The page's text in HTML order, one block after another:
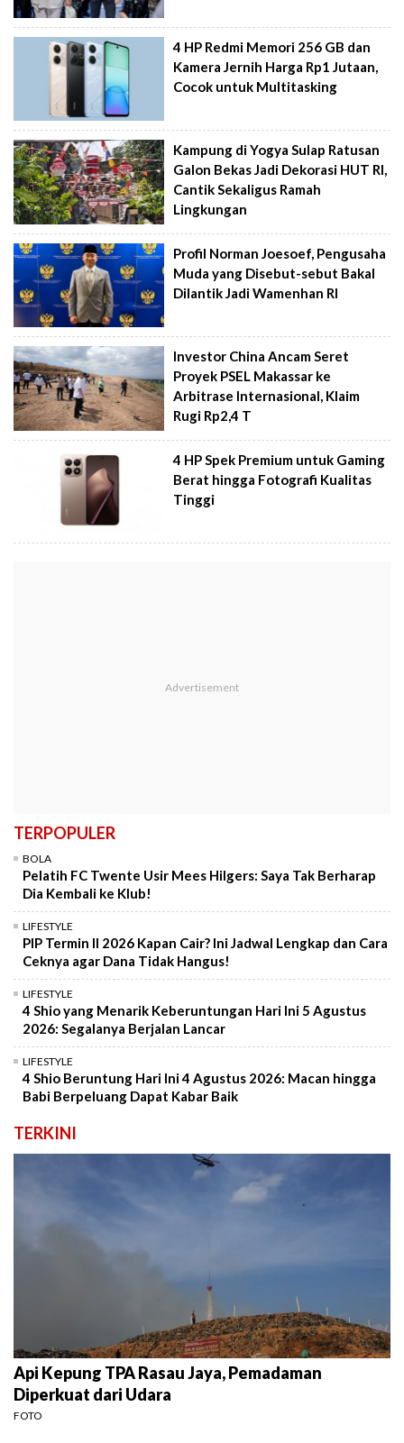
4 HP Redmi Memori 256 GB dan
Kamera Jernih Harga Rp1 Jutaan,
Cocok untuk Multitasking
Kampung di Yogya Sulap Ratusan
Galon Bekas Jadi Dekorasi HUT RI,
Cantik Sekaligus Ramah
Lingkungan
Profil Norman Joesoef, Pengusaha
Muda yang Disebut-sebut Bakal
Dilantik Jadi Wamenhan RI
Investor China Ancam Seret
Proyek PSEL Makassar ke
Arbitrase Internasional, Klaim
Rugi Rp2,4 T
4 HP Spek Premium untuk Gaming
Berat hingga Fotografi Kualitas
Tinggi
TERPOPULER
BOLA
Pelatih FC Twente Usir Mees Hilgers: Saya Tak Berharap
Dia Kembali ke Klub!
LIFESTYLE
PIP Termin II 2026 Kapan Cair? Ini Jadwal Lengkap dan Cara
Ceknya agar Dana Tidak Hangus!
LIFESTYLE
4 Shio yang Menarik Keberuntungan Hari Ini 5 Agustus
2026: Segalanya Berjalan Lancar
LIFESTYLE
4 Shio Beruntung Hari Ini 4 Agustus 2026: Macan hingga
Babi Berpeluang Dapat Kabar Baik
TERKINI
Api Kepung TPA Rasau Jaya, Pemadaman
Diperkuat dari Udara
FOTO